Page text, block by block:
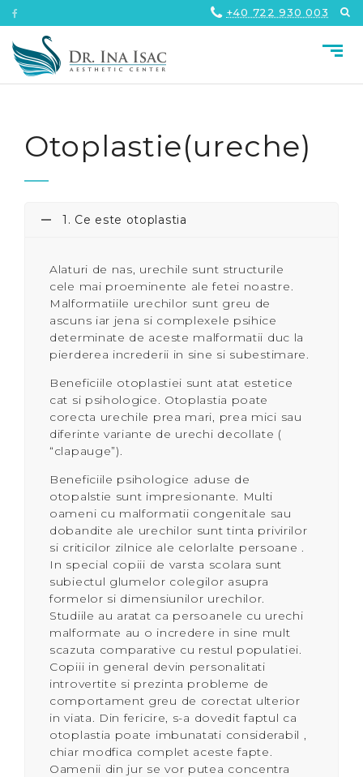
+40 722 930 003
Otoplastie(ureche)
1. Ce este otoplastia
Alaturi de nas, urechile sunt structurile
cele mai proeminente ale fetei noastre.
Malformatiile urechilor sunt greu de
ascuns iar jena si complexele psihice
determinate de aceste malformatii duc la
pierderea increderii in sine si subestimare.
Beneficiile otoplastiei sunt atat estetice
cat si psihologice. Otoplastia poate
corecta urechile prea mari, prea mici sau
diferinte variante de urechi decollate (
“clapauge”).
Beneficiile psihologice aduse de
otopalstie sunt impresionante. Multi
oameni cu malformatii congenitale sau
dobandite ale urechilor sunt tinta privirilor
si criticilor zilnice ale celorlalte persoane .
In special copiii de varsta scolara sunt
subiectul glumelor colegilor asupra
formelor si dimensiunilor urechilor.
Studiile au aratat ca persoanele cu urechi
malformate au o incredere in sine mult
scazuta comparative cu restul populatiei.
Copiii in general devin personalitati
introvertite si prezinta probleme de
comportament greu de corectat ulterior
in viata. Din fericire, s-a dovedit faptul ca
otoplastia poate imbunatati considerabil ,
chiar modfica complet aceste fapte.
Oamenii din jur se vor putea concentra